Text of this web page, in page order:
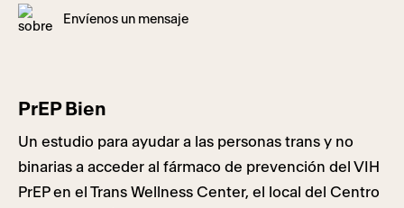
Envíenos un mensaje
PrEP Bien
Un estudio para ayudar a las personas trans y no
binarias a acceder al fármaco de prevención del VIH
PrEP en el Trans Wellness Center, el local del Centro